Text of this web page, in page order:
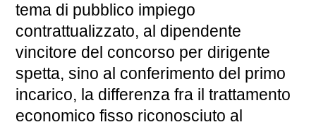
tema di pubblico impiego
contrattualizzato, al dipendente
vincitore del concorso per dirigente
spetta, sino al conferimento del primo
incarico, la differenza fra il trattamento
economico fisso riconosciuto al